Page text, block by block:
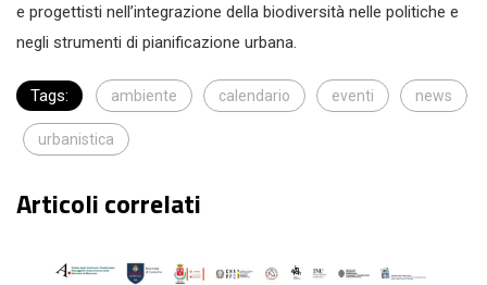
e progettisti nell’integrazione della biodiversità nelle politiche e
negli strumenti di pianificazione urbana.
Tags: ambiente calendario eventi news
urbanistica
Articoli correlati